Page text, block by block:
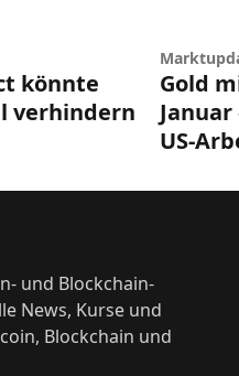
könnte
verhindern
Gold
US-
und Blockchain-
News, Kurse und
Blockchain und